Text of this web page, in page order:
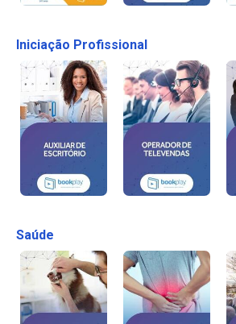
Iniciação Profissional
Saúde